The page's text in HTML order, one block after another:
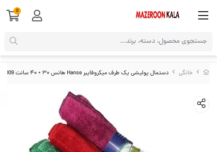
خانگی دستمال پولیشی یک طرف میکروفایبر Hanse هانس ۳۰ × ۴۰ سانت HTZ-009
0